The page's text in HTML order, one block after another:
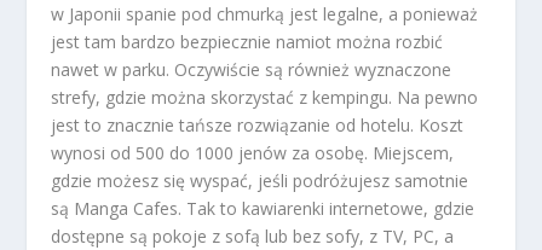
w Japonii spanie pod chmurką jest legalne, a ponieważ
jest tam bardzo bezpiecznie namiot można rozbić
nawet w parku. Oczywiście są również wyznaczone
strefy, gdzie można skorzystać z kempingu. Na pewno
jest to znacznie tańsze rozwiązanie od hotelu. Koszt
wynosi od 500 do 1000 jenów za osobę. Miejscem,
gdzie możesz się wyspać, jeśli podróżujesz samotnie
są Manga Cafes. Tak to kawiarenki internetowe, gdzie
dostępne są pokoje z sofą lub bez sofy, z TV, PC, a